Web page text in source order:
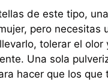
de este tipo,
pero necesitas
tolerar el olor
Una sola
hacer que los que